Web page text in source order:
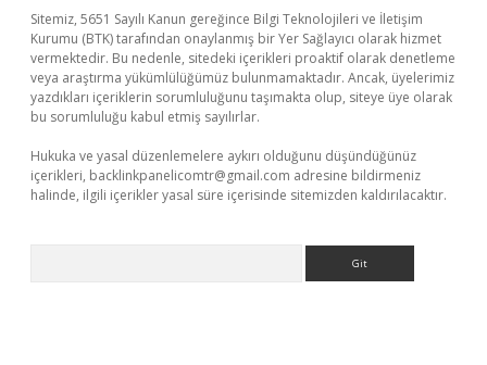
Sitemiz, 5651 Sayılı Kanun gereğince Bilgi Teknolojileri ve İletişim
Kurumu (BTK) tarafından onaylanmış bir Yer Sağlayıcı olarak hizmet
vermektedir. Bu nedenle, sitedeki içerikleri proaktif olarak denetleme
veya araştırma yükümlülüğümüz bulunmamaktadır. Ancak, üyelerimiz
yazdıkları içeriklerin sorumluluğunu taşımakta olup, siteye üye olarak
bu sorumluluğu kabul etmiş sayılırlar.
Hukuka ve yasal düzenlemelere aykırı olduğunu düşündüğünüz
içerikleri, backlinkpanelicomtr@gmail.com adresine bildirmeniz
halinde, ilgili içerikler yasal süre içerisinde sitemizden kaldırılacaktır.